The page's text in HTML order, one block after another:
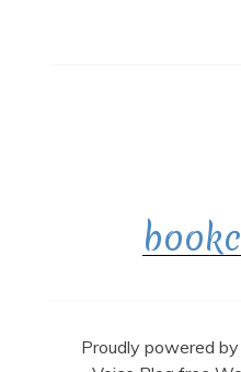
Proudly powered